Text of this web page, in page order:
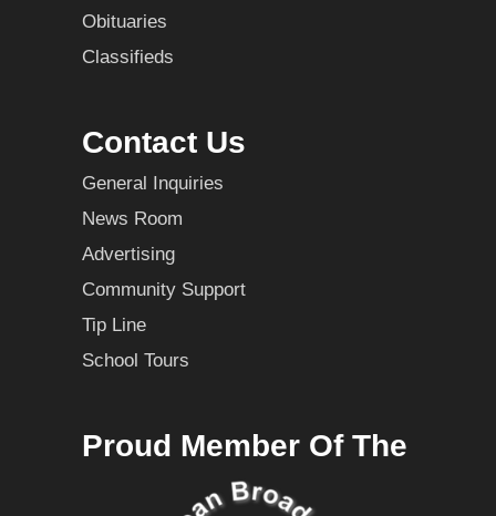
Obituaries
Classifieds
Contact Us
General Inquiries
News Room
Advertising
Community Support
Tip Line
School Tours
Proud Member Of The